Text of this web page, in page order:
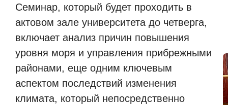
Семинар, который будет проходить в
актовом зале университета до четверга,
включает анализ причин повышения
уровня моря и управления прибрежными
районами, еще одним ключевым
аспектом последствий изменения
климата, который непосредственно